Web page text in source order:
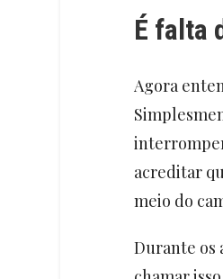
É falta
Agora
acreditar
meio do
Durante os